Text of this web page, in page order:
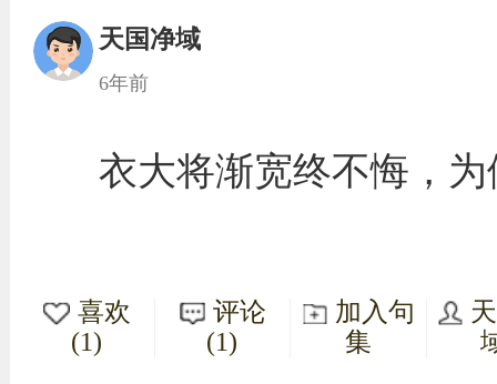
天国净域
6年前
衣大将渐宽终不悔，
喜欢
(1)
评论
(1)
加入句
集